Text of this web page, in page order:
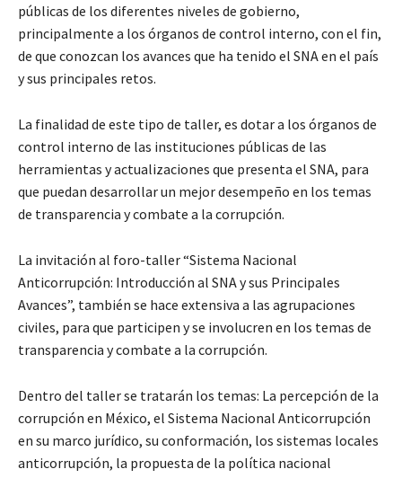
públicas de los diferentes niveles de gobierno,
principalmente a los órganos de control interno, con el fin,
de que conozcan los avances que ha tenido el SNA en el país
y sus principales retos.
La finalidad de este tipo de taller, es dotar a los órganos de
control interno de las instituciones públicas de las
herramientas y actualizaciones que presenta el SNA, para
que puedan desarrollar un mejor desempeño en los temas
de transparencia y combate a la corrupción.
La invitación al foro-taller “Sistema Nacional
Anticorrupción: Introducción al SNA y sus Principales
Avances”, también se hace extensiva a las agrupaciones
civiles, para que participen y se involucren en los temas de
transparencia y combate a la corrupción.
Dentro del taller se tratarán los temas: La percepción de la
corrupción en México, el Sistema Nacional Anticorrupción
en su marco jurídico, su conformación, los sistemas locales
anticorrupción, la propuesta de la política nacional